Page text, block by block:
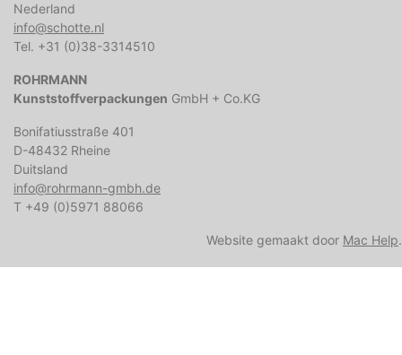
Nederland
info@schotte.nl
Tel. +31 (0)38-3314510
ROHRMANN
Kunststoffverpackungen GmbH + Co.KG
Bonifatiusstraße 401
D-48432 Rheine
Duitsland
info@rohrmann-gmbh.de
T +49 (0)5971 88066
Website gemaakt door Mac Help.